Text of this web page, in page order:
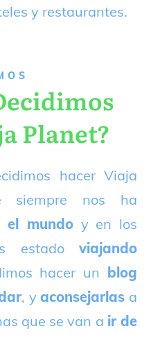
y restaurantes.
Planet?
hacer Viaja
siempre nos ha
mundoy en los
estado viajando
hacer un blog
, yaconsejarlas a
que se van a ir de